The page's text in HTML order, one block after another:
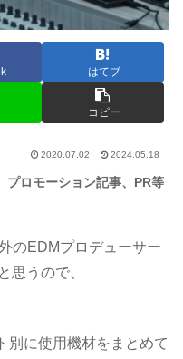
はてブ
コピー
2020.07.02 2024.05.18
ロモーション記事、PR等
のEDMプロデューサー
思うので、
別に使用機材をまとめて